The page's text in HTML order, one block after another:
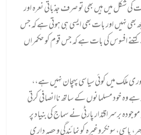
کی شکل میں ہیں بھی تو صرف جذباتی نعرہ اور
بھی نہیں اور بات بھی ایسی ہی ہوتی ہے کہ جس
کتنے افسوس کی بات ہے کہ جس قوم کو حکمراں
ملک میں کوئی سیاسی پہچان نہیں ہے،،
ہے وہ خود مسلمانوں کے ساتھ ناانصافی کرتی
برسراقتدار پارٹی نے سماج کی بنیاد پر